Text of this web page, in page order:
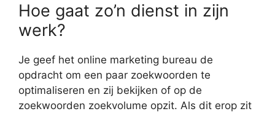
Hoe gaat zo’n dienst in zijn
werk?
Je geef het online marketing bureau de
opdracht om een paar zoekwoorden te
optimaliseren en zij bekijken of op de
zoekwoorden zoekvolume opzit. Als dit erop zit